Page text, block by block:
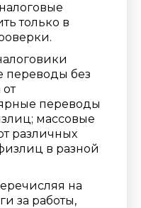
только в
переводы без
переводы
массовые
различных
в разной
на
за работы,